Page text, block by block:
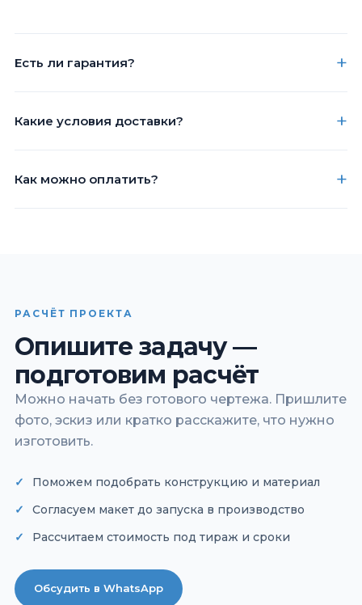
Есть ли гарантия?
Какие условия доставки?
Как можно оплатить?
РАСЧЁТ ПРОЕКТА
Опишите задачу —
подготовим расчёт
Можно начать без готового чертежа. Пришлите
фото, эскиз или кратко расскажите, что нужно
изготовить.
Поможем подобрать конструкцию и материал
Согласуем макет до запуска в производство
Рассчитаем стоимость под тираж и сроки
Обсудить в WhatsApp